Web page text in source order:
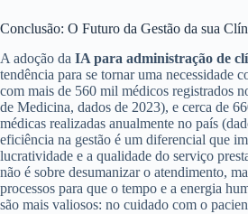
Conclusão: O Futuro da Gestão da sua
A adoção da IA para administração de
tendência para se tornar uma necessidade
com mais de 560 mil médicos registrados
de Medicina, dados de 2023), e cerca de
médicas realizadas anualmente no país
eficiência na gestão é um diferencial que
lucratividade e a qualidade do serviço
não é sobre desumanizar o atendimento,
processos para que o tempo e a energia
são mais valiosos: no cuidado com o